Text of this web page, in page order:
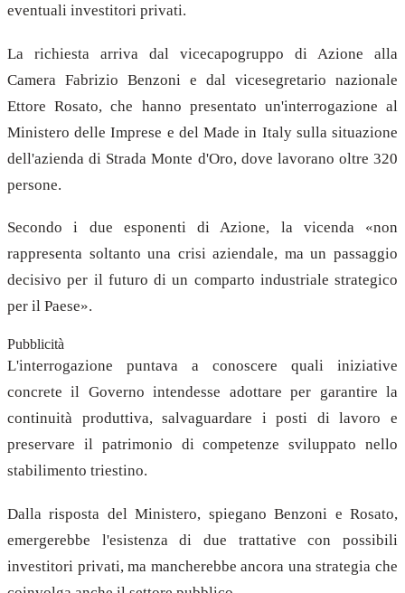
eventuali investitori privati.
La richiesta arriva dal vicecapogruppo di Azione alla
Camera Fabrizio Benzoni e dal vicesegretario nazionale
Ettore Rosato, che hanno presentato un'interrogazione al
Ministero delle Imprese e del Made in Italy sulla situazione
dell'azienda di Strada Monte d'Oro, dove lavorano oltre 320
persone.
Secondo i due esponenti di Azione, la vicenda «non
rappresenta soltanto una crisi aziendale, ma un passaggio
decisivo per il futuro di un comparto industriale strategico
per il Paese».
Pubblicità
L'interrogazione puntava a conoscere quali iniziative
concrete il Governo intendesse adottare per garantire la
continuità produttiva, salvaguardare i posti di lavoro e
preservare il patrimonio di competenze sviluppato nello
stabilimento triestino.
Dalla risposta del Ministero, spiegano Benzoni e Rosato,
emergerebbe l'esistenza di due trattative con possibili
investitori privati, ma mancherebbe ancora una strategia che